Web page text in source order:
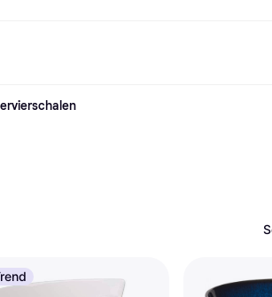
Banking
PreiseFoto & Video